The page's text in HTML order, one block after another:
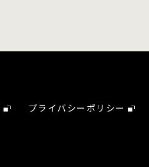
プライバシーポリシー